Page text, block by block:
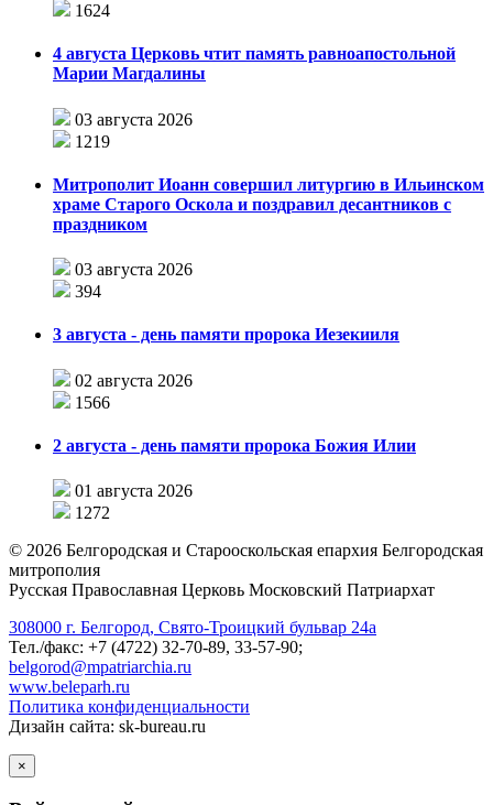
1624
4 августа Церковь чтит память равноапостольной
Марии Магдалины
03 августа 2026
1219
Митрополит Иоанн совершил литургию в Ильинском
храме Старого Оскола и поздравил десантников с
праздником
03 августа 2026
394
3 августа - день памяти пророка Иезекииля
02 августа 2026
1566
2 августа - день памяти пророка Божия Илии
01 августа 2026
1272
© 2026 Белгородская и Старооскольская епархия Белгородская
митрополия
Русская Православная Церковь Московский Патриархат
308000 г. Белгород, Свято-Троицкий бульвар 24а
Тел./факс: +7 (4722) 32-70-89, 33-57-90;
belgorod@mpatriarchia.ru
www.beleparh.ru
Политика конфиденциальности
Дизайн сайта: sk-bureau.ru
×